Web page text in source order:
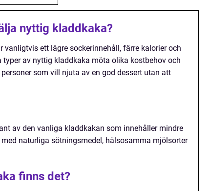
nyttig kladdkaka?
ett lägre sockerinnehåll, färre kalorier och
av nyttig kladdkaka möta olika kostbehov och
som vill njuta av en god dessert utan att
av den vanliga kladdkakan som innehåller mindre
naturliga sötningsmedel, hälsosamma mjölsorter
finns det?